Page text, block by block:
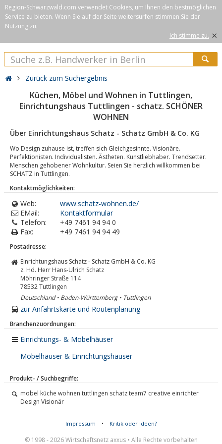
Region-Schwarzwald.com verwendet Cookies, um Ihnen den bestmöglichen
Service zu bieten. Wenn Sie auf der Seite weitersurfen stimmen Sie der
Nutzung zu.
Ich stimme zu. ×
Zurück zum Suchergebnis
Küchen, Möbel und Wohnen in Tuttlingen,
Einrichtungshaus Tuttlingen - schatz. SCHÖNER
WOHNEN
Über Einrichtungshaus Schatz - Schatz GmbH & Co. KG
Wo Design zuhause ist, treffen sich Gleichgesinnte. Visionäre.
Perfektionisten. Individualisten. Ästheten. Kunstliebhaber. Trendsetter.
Menschen gehobener Wohnkultur. Seien Sie herzlich willkommen bei
SCHATZ in Tuttlingen.
Kontaktmöglichkeiten:
Web:
www.schatz-wohnen.de/
EMail:
Kontaktformular
Telefon:
+49 7461 94 94 0
Fax:
+49 7461 94 94 49
Postadresse:
Einrichtungshaus Schatz - Schatz GmbH & Co. KG
z. Hd. Herr Hans-Ulrich Schatz
Möhringer Straße 114
78532Tuttlingen
Deutschland • Baden-Württemberg • Tuttlingen
zur Anfahrtskarte und Routenplanung
Branchenzuordnungen:
Einrichtungs- & Möbelhäuser
Möbelhäuser & Einrichtungshäuser
Produkt- / Suchbegriffe:
möbel küche wohnen tuttlingen schatz team7 creative einrichter
Design Visionär
Impressum • Kritik oder Ideen?
© 1998 - 2026 Wirtschaftsnetz axxus • Alle Rechte vorbehalten